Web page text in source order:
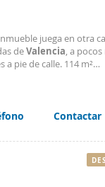
juega en otra
deValencia, a
pie de calle. 114 m²
Contactar